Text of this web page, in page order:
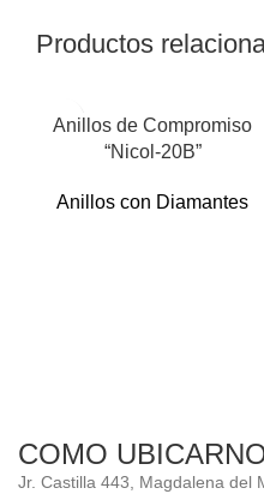
Productos
Anillos de Compromiso
“Nicol-20B”
Anillos con Diamantes
COMO
Jr. Castilla 443, Magdalena del